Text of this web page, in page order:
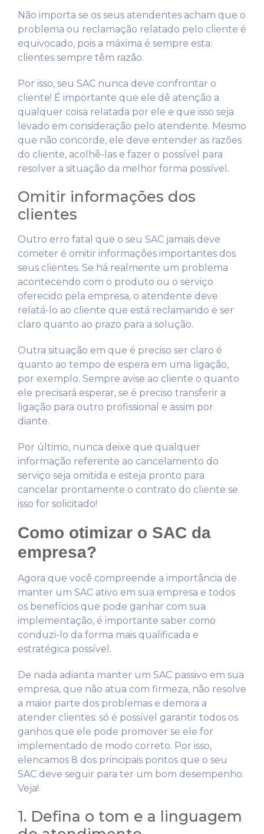
Não importa se os seus atendentes acham que o
problema ou reclamação relatado pelo cliente é
equivocado, pois a máxima é sempre esta:
clientes sempre têm razão.
Por isso, seu SAC nunca deve confrontar o
cliente! É importante que ele dê atenção a
qualquer coisa relatada por ele e que isso seja
levado em consideração pelo atendente. Mesmo
que não concorde, ele deve entender as razões
do cliente, acolhê-las e fazer o possível para
resolver a situação da melhor forma possível.
Omitir informações dos
clientes
Outro erro fatal que o seu SAC jamais deve
cometer é omitir informações importantes dos
seus clientes. Se há realmente um problema
acontecendo com o produto ou o serviço
oferecido pela empresa, o atendente deve
relatá-lo ao cliente que está reclamando e ser
claro quanto ao prazo para a solução.
Outra situação em que é preciso ser claro é
quanto ao tempo de espera em uma ligação,
por exemplo. Sempre avise ao cliente o quanto
ele precisará esperar, se é preciso transferir a
ligação para outro profissional e assim por
diante.
Por último, nunca deixe que qualquer
informação referente ao cancelamento do
serviço seja omitida e esteja pronto para
cancelar prontamente o contrato do cliente se
isso for solicitado!
Como otimizar o SAC da
empresa?
Agora que você compreende a importância de
manter um SAC ativo em sua empresa e todos
os benefícios que pode ganhar com sua
implementação, é importante saber como
conduzi-lo da forma mais qualificada e
estratégica possível.
De nada adianta manter um SAC passivo em sua
empresa, que não atua com firmeza, não resolve
a maior parte dos problemas e demora a
atender clientes: só é possível garantir todos os
ganhos que ele pode promover se ele for
implementado de modo correto. Por isso,
elencamos 8 dos principais pontos que o seu
SAC deve seguir para ter um bom desempenho.
Veja!
1. Defina o tom e a linguagem